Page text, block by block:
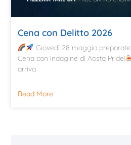
Cena con Delitto 2026
Giovedì 28 maggio
Cena con indagine di Aosta Pride!
arriva
Read More